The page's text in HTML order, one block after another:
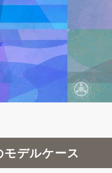
デルケース